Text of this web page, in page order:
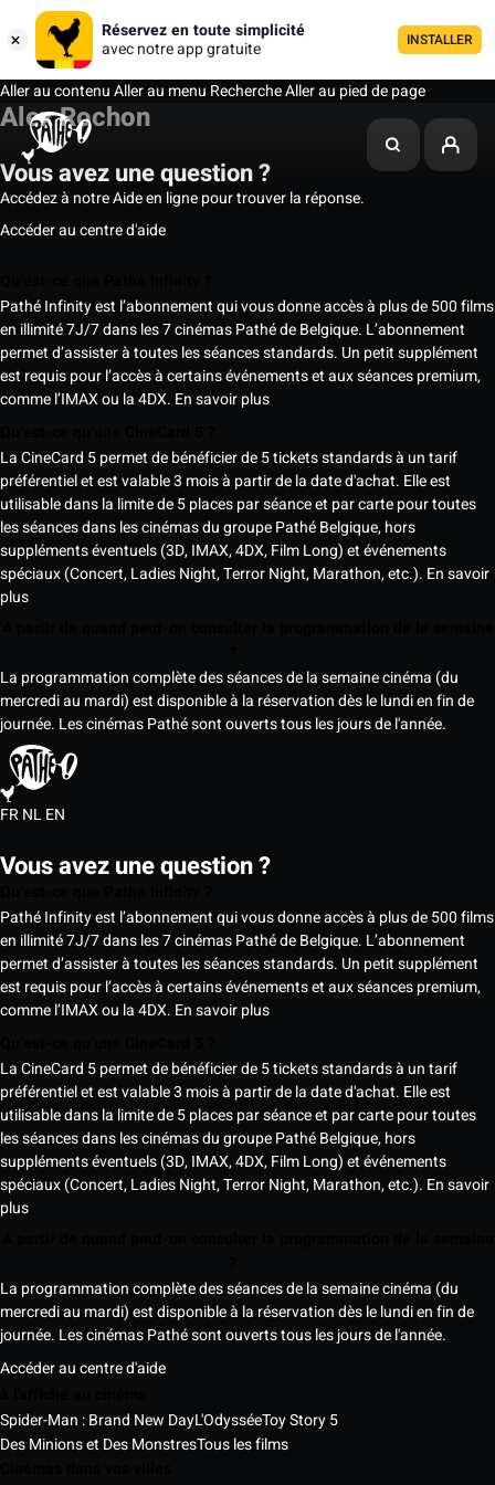
Réservez en toute simplicité
avec notre app gratuite
INSTALLER
Aller au contenuAller au menu RechercheAller au pied de page
Alex Rochon
Vous avez une question ?
Accédez à notre Aide en ligne pour trouver la réponse.
Accéder au centre d'aide
Pathé Infinity est l’abonnement qui vous donne accès à plus de 500 films
en illimité 7J/7 dans les 7 cinémas Pathé de Belgique. L’abonnement
permet d’assister à toutes les séances standards. Un petit supplément
est requis pour l’accès à certains événements et aux séances premium,
comme l’IMAX ou la 4DX. En savoir plus
La CineCard 5 permet de bénéficier de 5 tickets standards à un tarif
préférentiel et est valable 3 mois à partir de la date d'achat. Elle est
utilisable dans la limite de 5 places par séance et par carte pour toutes
les séances dans les cinémas du groupe Pathé Belgique, hors
suppléments éventuels (3D, IMAX, 4DX, Film Long) et événements
spéciaux (Concert, Ladies Night, Terror Night, Marathon, etc.). En savoir
plus
La programmation complète des séances de la semaine cinéma (du
mercredi au mardi) est disponible à la réservation dès le lundi en fin de
journée. Les cinémas Pathé sont ouverts tous les jours de l'année.
FRNLEN
Vous avez une question ?
Pathé Infinity est l’abonnement qui vous donne accès à plus de 500 films
en illimité 7J/7 dans les 7 cinémas Pathé de Belgique. L’abonnement
permet d’assister à toutes les séances standards. Un petit supplément
est requis pour l’accès à certains événements et aux séances premium,
comme l’IMAX ou la 4DX. En savoir plus
La CineCard 5 permet de bénéficier de 5 tickets standards à un tarif
préférentiel et est valable 3 mois à partir de la date d'achat. Elle est
utilisable dans la limite de 5 places par séance et par carte pour toutes
les séances dans les cinémas du groupe Pathé Belgique, hors
suppléments éventuels (3D, IMAX, 4DX, Film Long) et événements
spéciaux (Concert, Ladies Night, Terror Night, Marathon, etc.). En savoir
plus
La programmation complète des séances de la semaine cinéma (du
mercredi au mardi) est disponible à la réservation dès le lundi en fin de
journée. Les cinémas Pathé sont ouverts tous les jours de l'année.
Accéder au centre d'aide
Spider-Man : Brand New DayL'OdysséeToy Story 5
Des Minions et Des MonstresTous les films